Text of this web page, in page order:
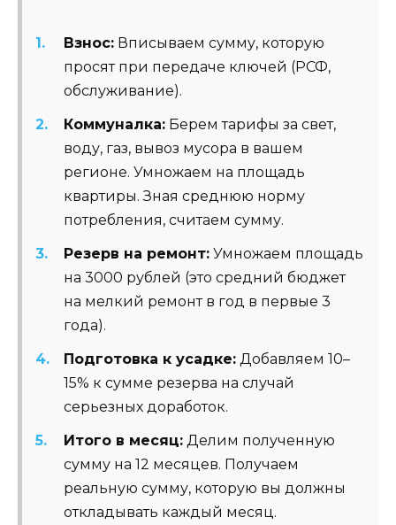
Взнос: Вписываем сумму, которую
просят при передаче ключей (РСФ,
обслуживание).
Коммуналка: Берем тарифы за свет,
воду, газ, вывоз мусора в вашем
регионе. Умножаем на площадь
квартиры. Зная среднюю норму
потребления, считаем сумму.
Резерв на ремонт: Умножаем площадь
на 3000 рублей (это средний бюджет
на мелкий ремонт в год в первые 3
года).
Подготовка к усадке: Добавляем 10–
15% к сумме резерва на случай
серьезных доработок.
Итого в месяц: Делим полученную
сумму на 12 месяцев. Получаем
реальную сумму, которую вы должны
откладывать каждый месяц.